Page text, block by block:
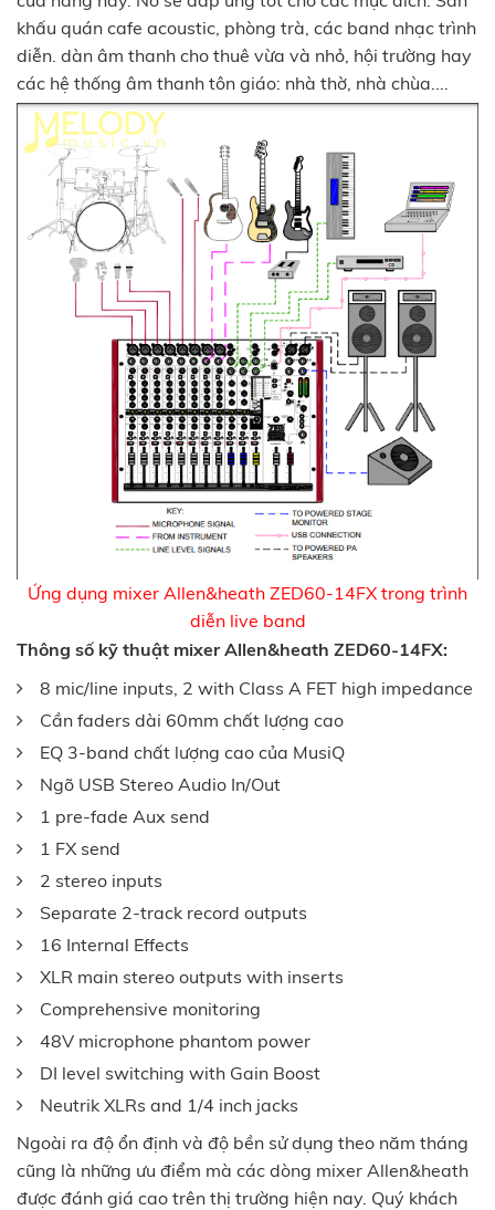
khấu quán cafe acoustic, phòng trà, các band nhạc trình
diễn. dàn âm thanh cho thuê vừa và nhỏ, hội trường hay
các hệ thống âm thanh tôn giáo: nhà thờ, nhà chùa....
Ứng dụng mixer Allen&heath ZED60-14FX trong trình
diễn live band
Thông số kỹ thuật mixer Allen&heath ZED60-14FX:
8 mic/line inputs, 2 with Class A FET high impedance
Cần faders dài 60mm chất lượng cao
EQ 3-band chất lượng cao của MusiQ
Ngõ USB Stereo Audio In/Out
1 pre-fade Aux send
1 FX send
2 stereo inputs
Separate 2-track record outputs
16 Internal Effects
XLR main stereo outputs with inserts
Comprehensive monitoring
48V microphone phantom power
DI level switching with Gain Boost
Neutrik XLRs and 1/4 inch jacks
Ngoài ra độ ổn định và độ bền sử dụng theo năm tháng
cũng là những ưu điểm mà các dòng mixer Allen&heath
được đánh giá cao trên thị trường hiện nay. Quý khách